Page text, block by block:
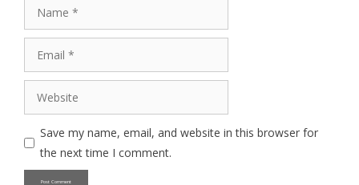
Website
Save my name, email, and website in this browser for
the next time I comment.